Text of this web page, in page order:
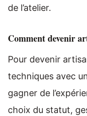
de l’atelier.
Comment devenir
Pour devenir
techniques avec
gagner de
choix du statut,